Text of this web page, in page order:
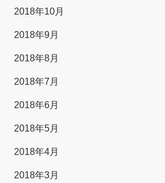
2018年10月
2018年9月
2018年8月
2018年7月
2018年6月
2018年5月
2018年4月
2018年3月